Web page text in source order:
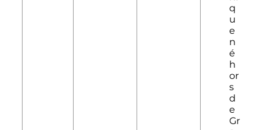
q
u
e
n
é
h
or
s
d
e
Gr